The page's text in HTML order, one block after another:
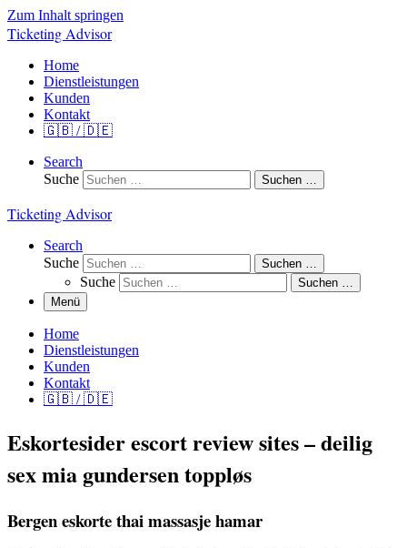
Zum Inhalt springen
Ticketing Advisor
Home
Dienstleistungen
Kunden
Kontakt
🇬🇧 / 🇩🇪
Search
Suche
Suchen …
Ticketing Advisor
Search
Suche
Suchen …
Suche
Suchen …
Menü
Home
Dienstleistungen
Kunden
Kontakt
🇬🇧 / 🇩🇪
Eskortesider escort review sites – deilig
sex mia gundersen toppløs
Bergen eskorte thai massasje hamar